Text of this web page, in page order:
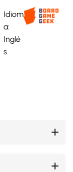
Idiom
a:
Inglé
s